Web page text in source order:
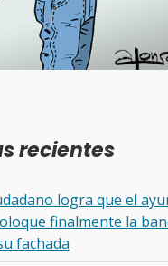
recientes
logra que el
finalmente la
fachada